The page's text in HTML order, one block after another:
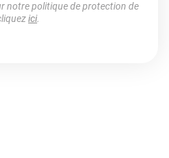
notre politique de protection de
ici.